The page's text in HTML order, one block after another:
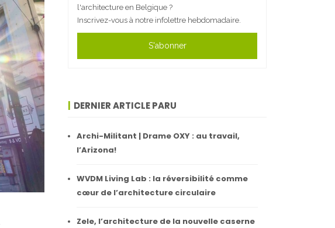
l'architecture en Belgique ?
Inscrivez-vous à notre infolettre hebdomadaire.
S'abonner
DERNIER ARTICLE PARU
Archi-Militant | Drame OXY : au travail,
l’Arizona!
WVDM Living Lab : la réversibilité comme
cœur de l’architecture circulaire
Zele, l’architecture de la nouvelle caserne